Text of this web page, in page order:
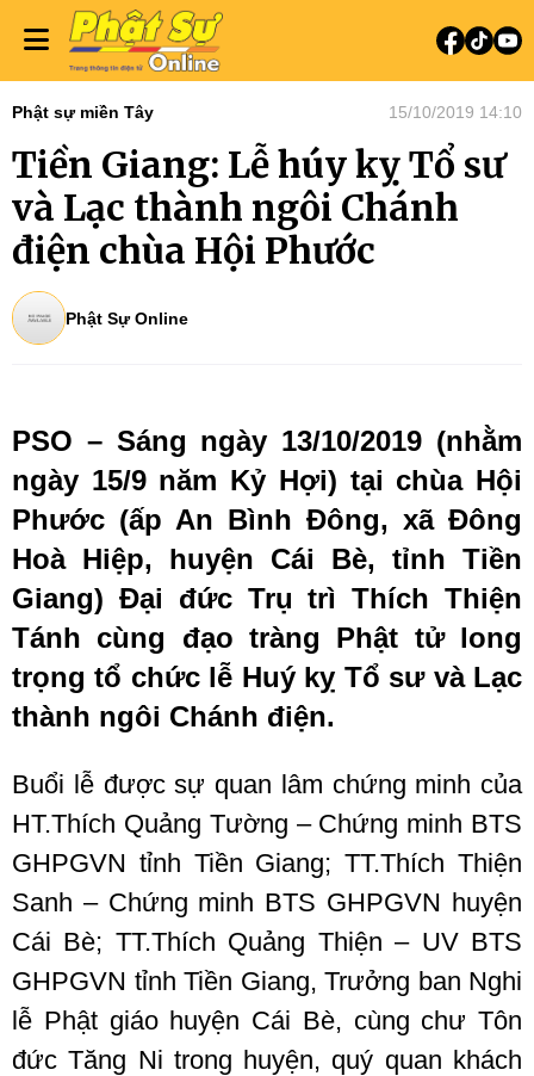
Phật sự miền Tây 15/10/2019 14:10
Tiền Giang: Lễ húy kỵ Tổ sư
và Lạc thành ngôi Chánh
điện chùa Hội Phước
Phật Sự Online
PSO – Sáng ngày 13/10/2019 (nhằm
ngày 15/9 năm Kỷ Hợi) tại chùa Hội
Phước (ấp An Bình Đông, xã Đông
Hoà Hiệp, huyện Cái Bè, tỉnh Tiền
Giang) Đại đức Trụ trì Thích Thiện
Tánh cùng đạo tràng Phật tử long
trọng tổ chức lễ Huý kỵ Tổ sư và Lạc
thành ngôi Chánh điện.
Buổi lễ được sự quan lâm chứng minh của
HT.Thích Quảng Tường – Chứng minh BTS
GHPGVN tỉnh Tiền Giang; TT.Thích Thiện
Sanh – Chứng minh BTS GHPGVN huyện
Cái Bè; TT.Thích Quảng Thiện – UV BTS
GHPGVN tỉnh Tiền Giang, Trưởng ban Nghi
lễ Phật giáo huyện Cái Bè, cùng chư Tôn
đức Tăng Ni trong huyện, quý quan khách